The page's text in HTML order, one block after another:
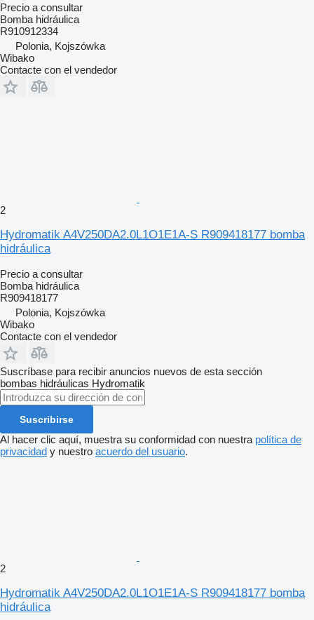
Precio a consultar
Bomba hidráulica
R910912334
Polonia, Kojszówka
Wibako
Contacte con el vendedor
2
Hydromatik A4V250DA2.0L1O1E1A-S R909418177 bomba
hidráulica
Precio a consultar
Bomba hidráulica
R909418177
Polonia, Kojszówka
Wibako
Contacte con el vendedor
Suscríbase para recibir anuncios nuevos de esta sección
bombas hidráulicas Hydromatik
Suscribirse
Al hacer clic aquí, muestra su conformidad con nuestra política de
privacidad y nuestro acuerdo del usuario.
2
Hydromatik A4V250DA2.0L1O1E1A-S R909418177 bomba
hidráulica